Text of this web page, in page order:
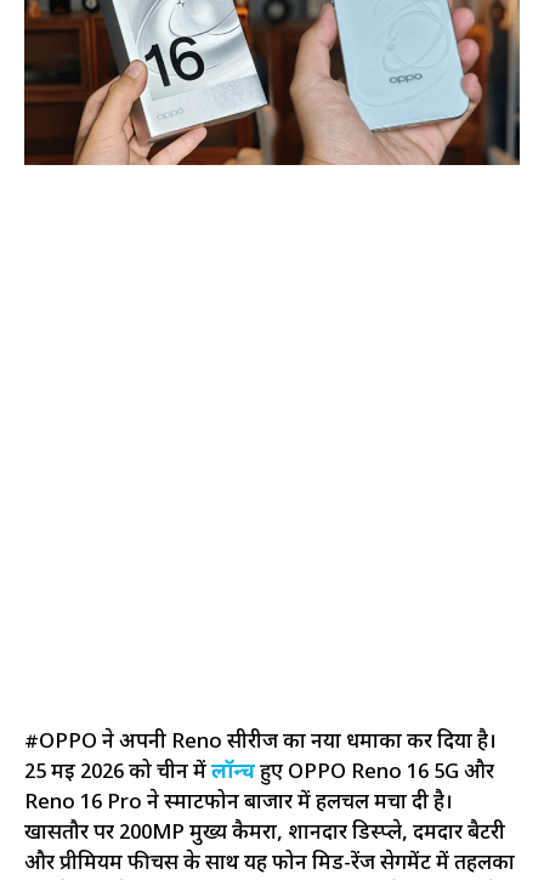
#OPPO ने अपनी Reno सीरीज का नया धमाका कर दिया है।
25 मई 2026 को चीन मेंलॉन्चहुए OPPO Reno 16 5G और
Reno 16 Pro ने स्मार्टफोन बाजार में हलचल मचा दी है।
खासतौर पर 200MP मुख्य कैमरा, शानदार डिस्प्ले, दमदार बैटरी
और प्रीमियम फीचर्स के साथ यह फोन मिड-रेंज सेगमेंट में तहलका